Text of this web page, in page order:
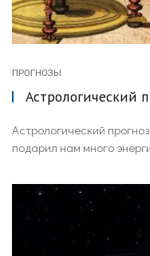
ПРОГНОЗЫ
Астрологический
Астрологический
подарил нам много